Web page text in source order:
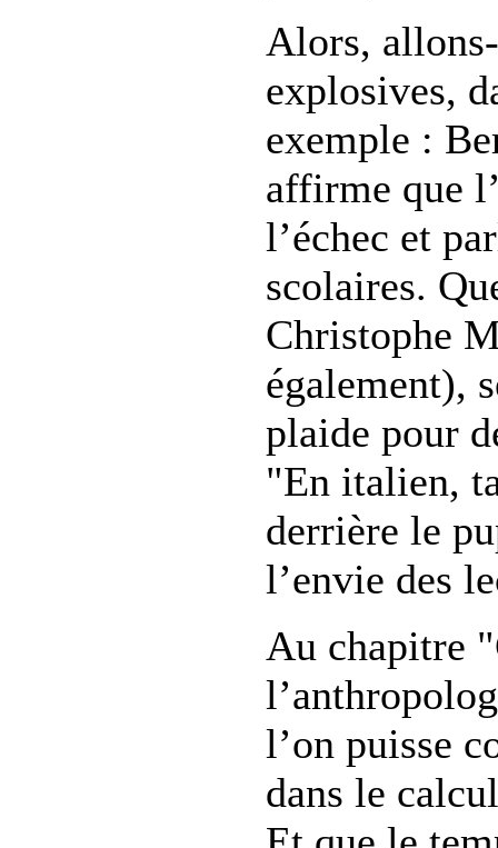
Alors,
explosives,
exemple :
affirme que
l’échec et
scolaires.
Christophe
également),
plaide pour
"En italien,
derrière le
l’envie des
Au chapitre
l’on puisse
dans le